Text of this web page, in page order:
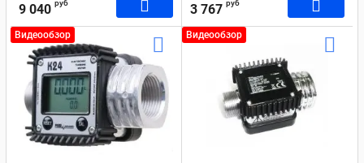
9 040 руб 3 767 руб
Видеообзор Видеообзор